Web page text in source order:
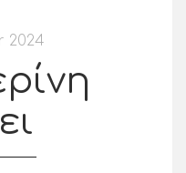
2024